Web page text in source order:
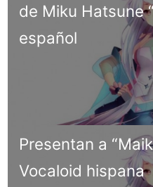
de Miku Hatsune
español
Presentan a
Vocaloid hispana